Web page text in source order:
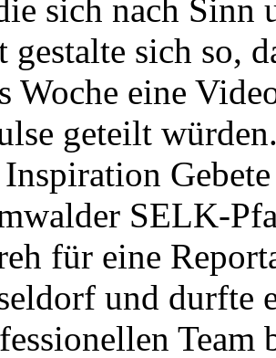
sich nach Sinn
sich so,
Woche eine
geteilt
SELK-
für eine
und durfte
Team